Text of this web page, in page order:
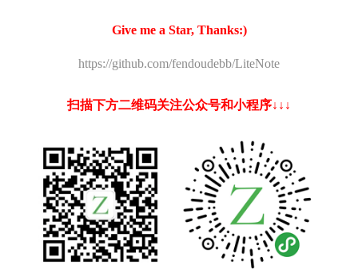
Give me a Star, Thanks:)
https://github.com/fendoudebb/LiteNote
扫描下方二维码关注公众号和小程序↓↓↓